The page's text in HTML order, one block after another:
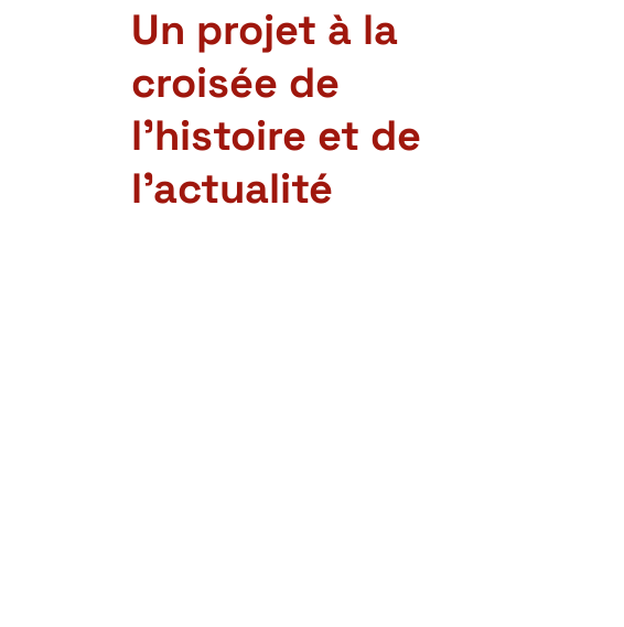
Un projet à la
croisée de
l’histoire et de
l’actualité